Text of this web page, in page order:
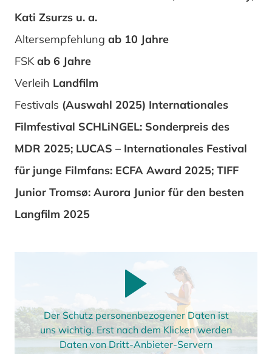
Kati Zsurzs u. a.
Altersempfehlung ab 10 Jahre
FSK ab 6 Jahre
Verleih Landfilm
Festivals (Auswahl 2025) Internationales
Filmfestival SCHLiNGEL: Sonderpreis des
MDR 2025; LUCAS – Internationales Festival
für junge Filmfans: ECFA Award 2025; TIFF
Junior Tromsø: Aurora Junior für den besten
Langfilm 2025
Der Schutz personenbezogener Daten ist
uns wichtig. Erst nach dem Klicken werden
Daten von Dritt-Anbieter-Servern